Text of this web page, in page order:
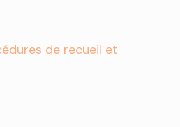
de recueil et